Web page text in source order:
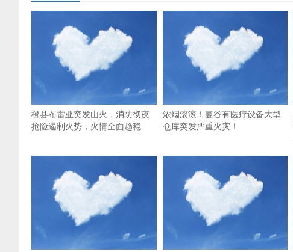
橙县布雷亚突发山火，消防彻夜
抢险遏制火势，火情全面趋稳
浓烟滚滚！曼谷有医疗设备大型
仓库突发严重火灾！